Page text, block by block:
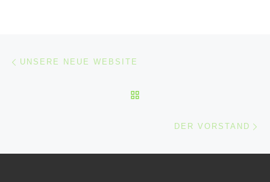
Beitragsnavigation
UNSERE NEUE WEBSITE
DER VORSTAND